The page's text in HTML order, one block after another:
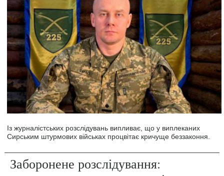
Із журналістських розслідувань випливає, що у виплеканих
Сирським штурмових військах процвітає кричуще беззаконня.
Заборонене розслідування: